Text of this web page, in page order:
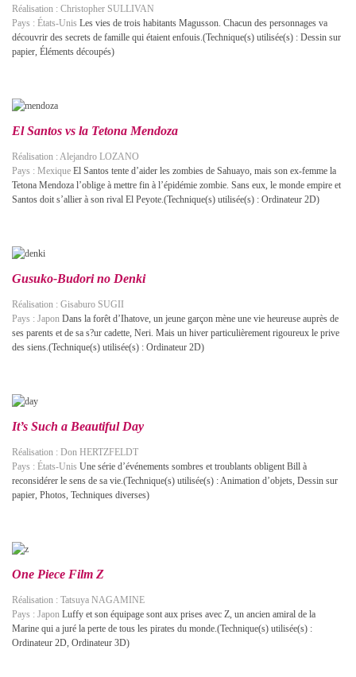
Réalisation : Christopher SULLIVAN
Pays : États-Unis Les vies de trois habitants Magusson. Chacun des personnages va
découvrir des secrets de famille qui étaient enfouis.(Technique(s) utilisée(s) : Dessin sur
papier, Éléments découpés)
El Santos vs la Tetona Mendoza
Réalisation : Alejandro LOZANO
Pays : Mexique El Santos tente d’aider les zombies de Sahuayo, mais son ex-femme la
Tetona Mendoza l’oblige à mettre fin à l’épidémie zombie. Sans eux, le monde empire et
Santos doit s’allier à son rival El Peyote.(Technique(s) utilisée(s) : Ordinateur 2D)
Gusuko-Budori no Denki
Réalisation : Gisaburo SUGII
Pays : Japon Dans la forêt d’Ihatove, un jeune garçon mène une vie heureuse auprès de
ses parents et de sa s?ur cadette, Neri. Mais un hiver particulièrement rigoureux le prive
des siens.(Technique(s) utilisée(s) : Ordinateur 2D)
It’s Such a Beautiful Day
Réalisation : Don HERTZFELDT
Pays : États-Unis Une série d’événements sombres et troublants obligent Bill à
reconsidérer le sens de sa vie.(Technique(s) utilisée(s) : Animation d’objets, Dessin sur
papier, Photos, Techniques diverses)
One Piece Film Z
Réalisation : Tatsuya NAGAMINE
Pays : Japon Luffy et son équipage sont aux prises avec Z, un ancien amiral de la
Marine qui a juré la perte de tous les pirates du monde.(Technique(s) utilisée(s) :
Ordinateur 2D, Ordinateur 3D)